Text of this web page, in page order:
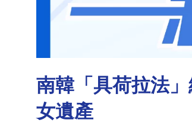
南韓「具荷拉法
女遺產